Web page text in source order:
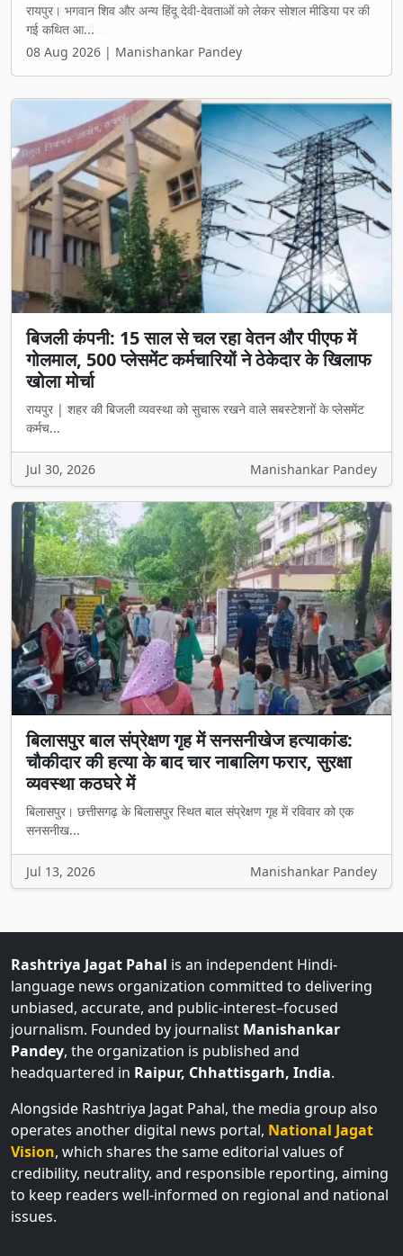
रायपुर। भगवान शिव और अन्य हिंदू देवी-देवताओं को लेकर सोशल मीडिया पर की
गई कथित आ...
08 Aug 2026 | Manishankar Pandey
बिजली कंपनी: 15 साल से चल रहा वेतन और पीएफ में
गोलमाल, 500 प्लेसमेंट कर्मचारियों ने ठेकेदार के खिलाफ
खोला मोर्चा
रायपुर | शहर की बिजली व्यवस्था को सुचारू रखने वाले सबस्टेशनों के प्लेसमेंट
कर्मच...
Jul 30, 2026 Manishankar Pandey
बिलासपुर बाल संप्रेक्षण गृह में सनसनीखेज हत्याकांड:
चौकीदार की हत्या के बाद चार नाबालिग फरार, सुरक्षा
व्यवस्था कठघरे में
बिलासपुर। छत्तीसगढ़ के बिलासपुर स्थित बाल संप्रेक्षण गृह में रविवार को एक
सनसनीख...
Jul 13, 2026 Manishankar Pandey
Rashtriya Jagat Pahal is an independent Hindi-
language news organization committed to delivering
unbiased, accurate, and public-interest–focused
journalism. Founded by journalist Manishankar
Pandey, the organization is published and
headquartered in Raipur, Chhattisgarh, India.
Alongside Rashtriya Jagat Pahal, the media group also
operates another digital news portal, National Jagat
Vision, which shares the same editorial values of
credibility, neutrality, and responsible reporting, aiming
to keep readers well-informed on regional and national
issues.